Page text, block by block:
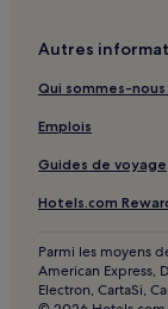
Autres
Qui sommes-nous
Emplois
Guides de voyage
Hotels.com
Parmi les moyens
American Express,
Electron, CartaSi,